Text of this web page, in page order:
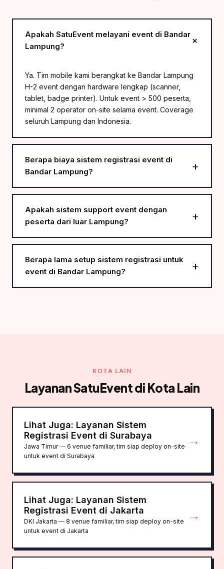
Apakah SatuEvent melayani event di Bandar
Lampung?
Ya. Tim mobile kami berangkat ke Bandar Lampung
H-2 event dengan hardware lengkap (scanner,
tablet, badge printer). Untuk event > 500 peserta,
minimal 2 operator on-site selama event. Coverage
seluruh Lampung dan Indonesia.
Berapa biaya sistem registrasi event di
Bandar Lampung?
Apakah sistem support event dengan
peserta dari luar Lampung?
Berapa lama setup sistem registrasi untuk
event di Bandar Lampung?
KOTA LAIN
Layanan SatuEvent di Kota Lain
Lihat Juga: Layanan Sistem
Registrasi Event di Surabaya
Jawa Timur — 6 venue familiar, tim siap deploy on-site
untuk event di Surabaya
→
Lihat Juga: Layanan Sistem
Registrasi Event di Jakarta
DKI Jakarta — 8 venue familiar, tim siap deploy on-site
untuk event di Jakarta
→